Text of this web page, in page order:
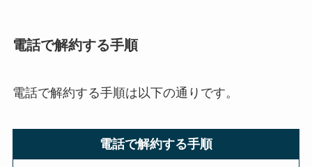
電話で解約する手順
電話で解約する手順は以下の通りです。
電話で解約する手順